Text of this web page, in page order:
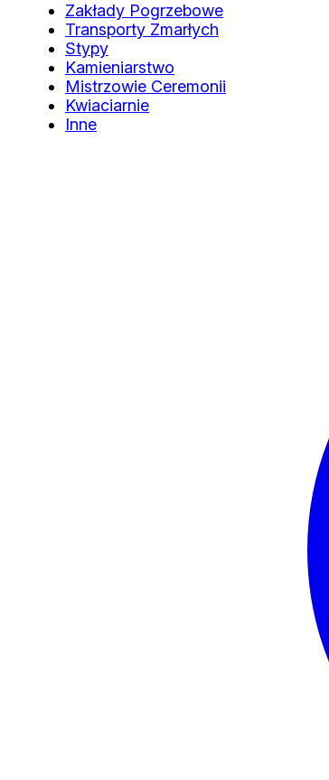
Zakłady Pogrzebowe
Transporty Zmarłych
Stypy
Kamieniarstwo
Mistrzowie Ceremonii
Kwiaciarnie
Inne